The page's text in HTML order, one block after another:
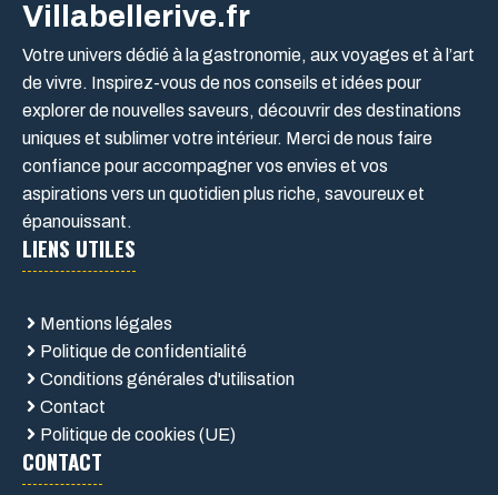
Villabellerive.fr
Votre univers dédié à la gastronomie, aux voyages et à l’art
de vivre. Inspirez-vous de nos conseils et idées pour
explorer de nouvelles saveurs, découvrir des destinations
uniques et sublimer votre intérieur. Merci de nous faire
confiance pour accompagner vos envies et vos
aspirations vers un quotidien plus riche, savoureux et
épanouissant.
LIENS UTILES
Mentions légales
Politique de confidentialité
Conditions générales d'utilisation
Contact
Politique de cookies (UE)
CONTACT